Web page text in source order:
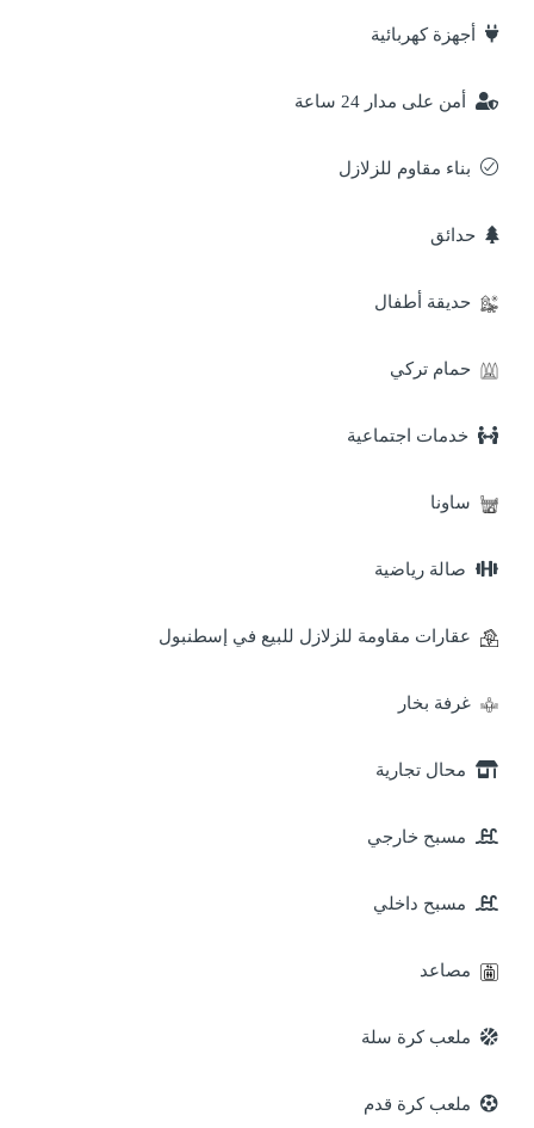
أجهزة كهربائية
أمن على مدار 24 ساعة
بناء مقاوم للزلازل
حدائق
حديقة أطفال
حمام تركي
خدمات اجتماعية
ساونا
صالة رياضية
عقارات مقاومة للزلازل للبيع في إسطنبول
غرفة بخار
محال تجارية
مسبح خارجي
مسبح داخلي
مصاعد
ملعب كرة سلة
ملعب كرة قدم